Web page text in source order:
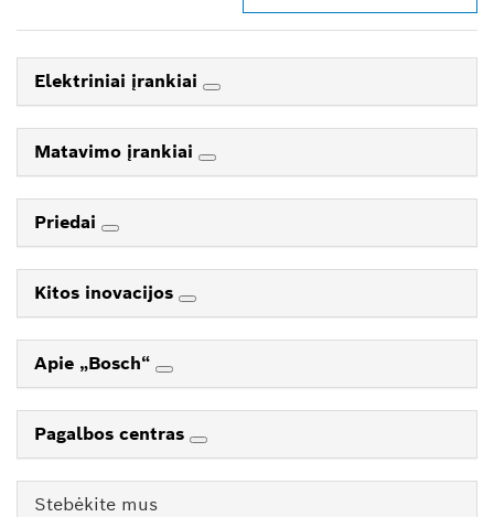
Elektriniai įrankiai
Matavimo įrankiai
Priedai
Kitos inovacijos
Apie „Bosch“
Pagalbos centras
Stebėkite mus